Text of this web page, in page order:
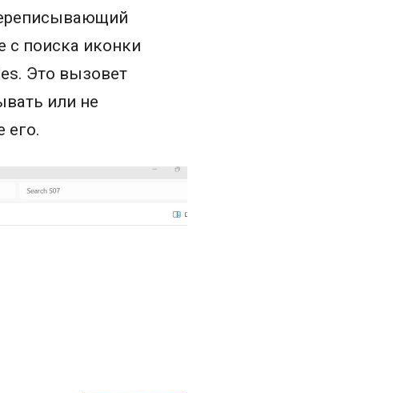
с поиска иконки
Это вызовет
или не
его.